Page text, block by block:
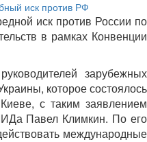
иск против России по
в рамках Конвенции
зарубежных
которое состоялось
с таким заявлением
Павел Климкин. По его
международные